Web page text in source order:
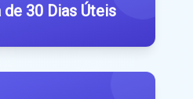
30 Dias Úteis